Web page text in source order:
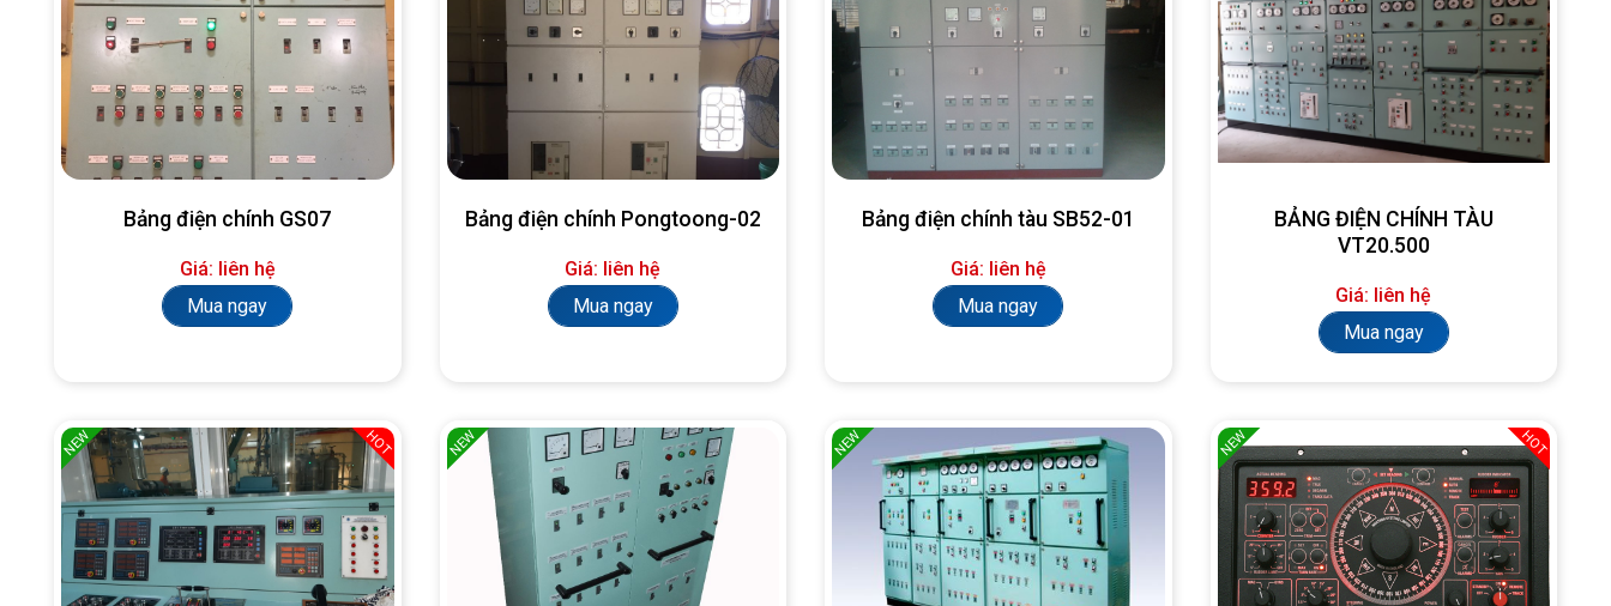
Bảng điện chính GS07
Giá: liên hệ
Mua ngay
Bảng điện chính Pongtoong-02
Giá: liên hệ
Mua ngay
Bảng điện chính tàu SB52-01
Giá: liên hệ
Mua ngay
BẢNG ĐIỆN CHÍNH TÀU
VT20.500
Giá: liên hệ
Mua ngay
NEW HOT NEW NEW NEW HOT